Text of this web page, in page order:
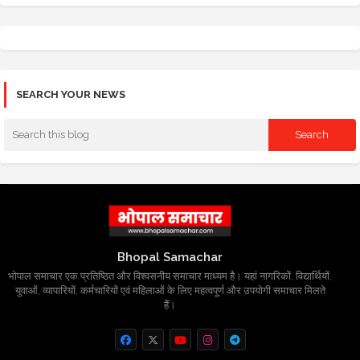
SEARCH YOUR NEWS
Bhopal Samachar
भोपाल समाचार एक प्रतिष्ठित और विश्वसनीय समाचार माध्यम है। यहां नागरिकों, विद्यार्थियों,
युवाओं, व्यापारियों, कर्मचारियों एवं महिलाओं के लिए महत्वपूर्ण और उपयोगी समाचार मिलते
हैं।